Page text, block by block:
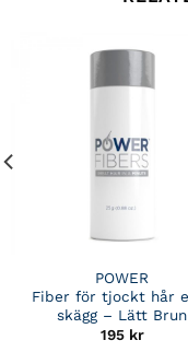
POWER
Fiber för tjockt hår
skägg – Lätt Brun
195 kr